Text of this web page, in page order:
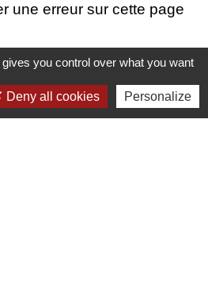
une erreur sur cette page
contacter
you control over what you want
Deny all cookies Personalize